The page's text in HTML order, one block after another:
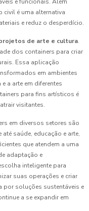
civil é uma alternativa
e reduz o desperdício.
de arte e cultura.
dos containers para criar
Essa aplicação
em ambientes
a arte em diferentes
para fins artísticos é
visitantes.
em diversos setores são
saúde, educação e arte,
que atendem a uma
adaptação e
inteligente para
suas operações e criar
por soluções sustentáveis e
a se expandir em